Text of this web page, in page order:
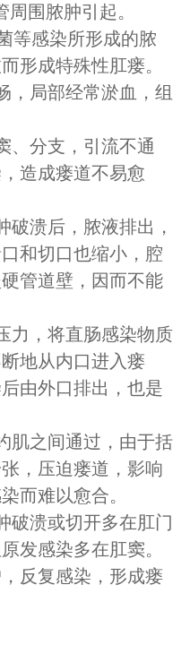
围脓肿引起。
感染所形成的脓
形成特殊性肛瘘。
局部经常淤血，组
分支，引流不通
造成瘘道不易愈
溃后，脓液排出，
和切口也缩小，腔
管道壁，因而不能
，将直肠感染物质
地从内口进入瘘
由外口排出，也是
之间通过，由于括
，压迫瘘道，影响
而难以愈合。
溃或切开多在肛门
发感染多在肛窦。
反复感染，形成瘘